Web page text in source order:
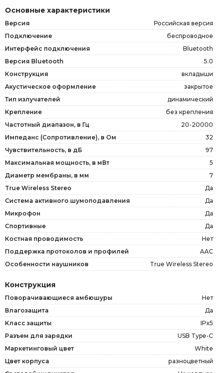
Основные характеристики
Версия
Российская версия
Подключение
беспроводное
Интерфейс подключения
Bluetooth
Версия Bluetooth
5.0
Конструкция
вкладыши
Акустическое оформление
закрытое
Тип излучателей
динамический
Крепление
без крепления
Частотный диапазон, в Гц
20-20000
Импеданс (Сопротивление), в Ом
32
Чувствительность, в дБ
97
Максимальная мощность, в мВт
5
Диаметр мембраны, в мм
7
True Wireless Stereo
Да
Система активного шумоподавления
Да
Микрофон
Да
Спортивные
Да
Костная проводимость
Нет
Поддержка протоколов и профилей
AAC
Особенности наушников
True Wireless Stereo
Конструкция
Поворачивающиеся амбюшуры
Нет
Влагозащита
Да
Класс защиты
IPx5
Разъем для зарядки
USB Type-C
Маркетинговый цвет
White
Цвет корпуса
разноцветный